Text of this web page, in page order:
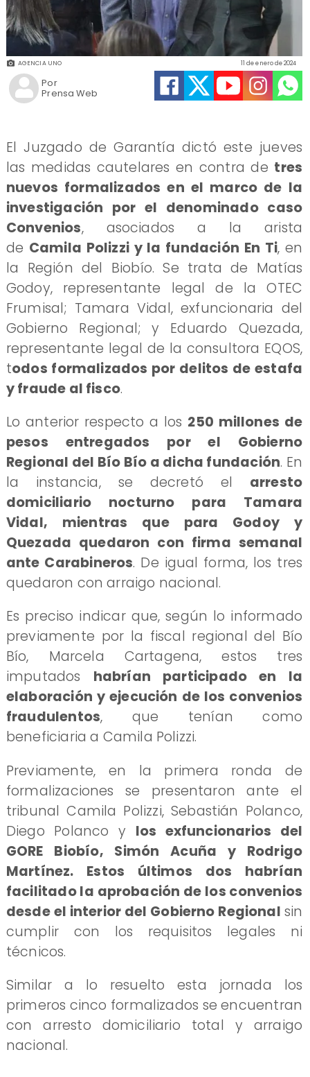
AGENCIA UNO
Prensa Web
11 de enero de 2024
Por
El Juzgado de Garantía dictó este jueves
las medidas cautelares en contra de tres
nuevos formalizados en el marco de la
investigación por el denominado caso
Convenios, asociados a la arista
de Camila Polizzi y la fundación En Ti, en
la Región del Biobío. Se trata de Matías
Godoy, representante legal de la OTEC
Frumisal; Tamara Vidal, exfuncionaria del
Gobierno Regional; y Eduardo Quezada,
representante legal de la consultora EQOS,
todos formalizados por delitos de estafa
y fraude al fisco.
Lo anterior respecto a los 250 millones de
pesos entregados por el Gobierno
Regional del Bío Bío a dicha fundación. En
la instancia, se decretó el arresto
domiciliario nocturno para Tamara
Vidal, mientras que para Godoy y
Quezada quedaron con firma semanal
ante Carabineros. De igual forma, los tres
quedaron con arraigo nacional.
Es preciso indicar que, según lo informado
previamente por la fiscal regional del Bío
Bío, Marcela Cartagena, estos tres
imputados habrían participado en la
elaboración y ejecución de los convenios
fraudulentos, que tenían como
beneficiaria a Camila Polizzi.
Previamente, en la primera ronda de
formalizaciones se presentaron ante el
tribunal Camila Polizzi, Sebastián Polanco,
Diego Polanco y los exfuncionarios del
GORE Biobío, Simón Acuña y Rodrigo
Martínez. Estos últimos dos habrían
facilitado la aprobación de los convenios
desde el interior del Gobierno Regional sin
cumplir con los requisitos legales ni
técnicos.
Similar a lo resuelto esta jornada los
primeros cinco formalizados se encuentran
con arresto domiciliario total y arraigo
nacional.